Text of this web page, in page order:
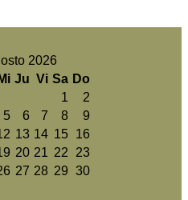
2026
Mi Ju Vi Sa Do
1
2
5 6 7 8
9
13 14 15
16
20 21 22
23
27 28 29 30